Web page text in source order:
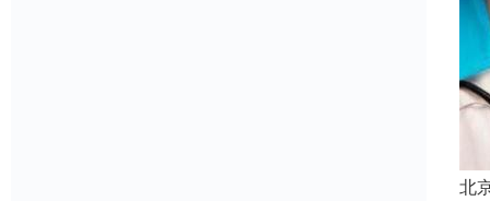
北